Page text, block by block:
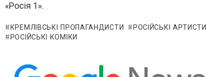
«Росія 1».
КРЕМЛІВСЬКІ ПРОПАГАНДИСТИ
РОСІЙСЬКІ АРТИСТИ
РОСІЙСЬКІ КОМІКИ